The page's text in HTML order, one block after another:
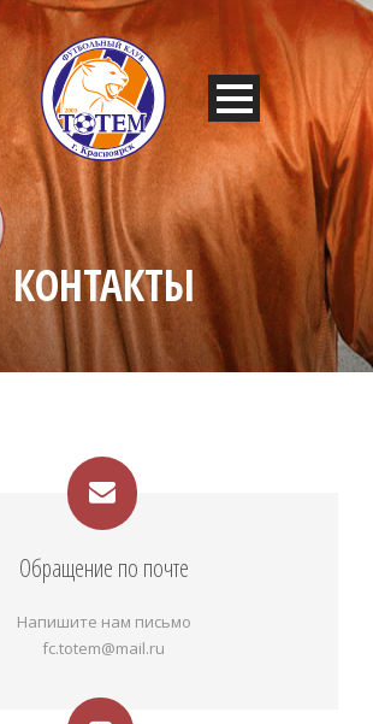
КОНТАКТЫ
Обращение по почте
Напишите нам письмо
fc.totem@mail.ru